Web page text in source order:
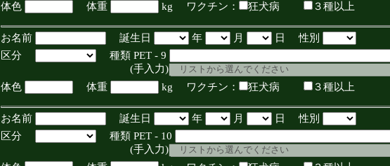
体色
体重 kg ワクチン： 狂犬病 ３種以上
お名前 誕生日 年 月
日 性別
区分
種類 PET - 9
(手入力)
体色
体重 kg ワクチン： 狂犬病 ３種以上
お名前 誕生日 年 月
日 性別
区分
種類 PET - 10
(手入力)